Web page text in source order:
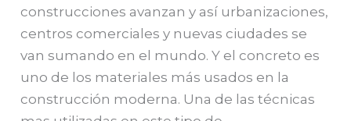
construcciones avanzan y así urbanizaciones,
centros comerciales y nuevas ciudades se
van sumando en el mundo. Y el concreto es
uno de los materiales más usados en la
construcción moderna. Una de las técnicas